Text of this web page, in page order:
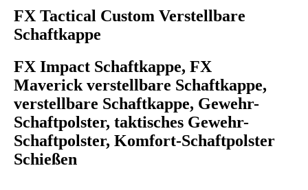
FX Tactical Custom Verstellbare
Schaftkappe
FX Impact Schaftkappe, FX
Maverick verstellbare Schaftkappe,
verstellbare Schaftkappe, Gewehr-
Schaftpolster, taktisches Gewehr-
Schaftpolster, Komfort-Schaftpolster
Schießen